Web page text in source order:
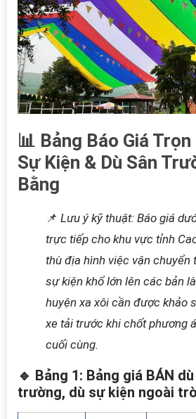
📊 Bảng Báo Giá Trọn
Sự Kiện & Dù Sân
Bằng
📌 Lưu ý kỹ thuật: Báo giá
trực tiếp cho khu vực tỉnh
thù địa hình việc vận chuyển
sự kiện khổ lớn lên các bản
huyện xa xôi cần được khảo
xe tải trước khi chốt phương
cuối cùng.
🔹 Bảng 1: Bảng giá BÁN
trường, dù sự kiện ngoài